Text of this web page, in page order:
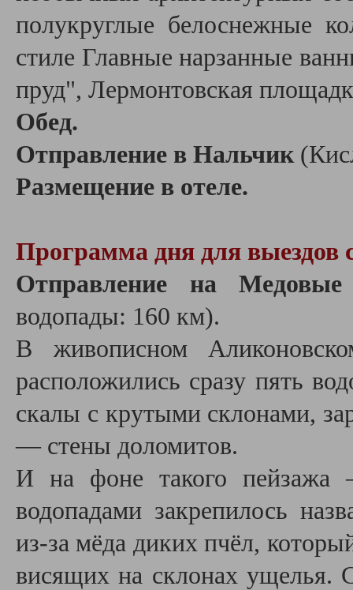
полукруглые белоснежные
стиле Главные нарзанные
пруд", Лермонтовская
Обед.
Отправление в Нальчик
Размещение в отеле.
Программа дня для
Отправление на Медовые
водопады: 160 км).
В живописном
расположились сразу пять
скалы с крутыми склонами,
— стены доломитов.
И на фоне такого пейзажа
водопадами закрепилось
из-за мёда диких пчёл,
висящих на склонах ущелья.